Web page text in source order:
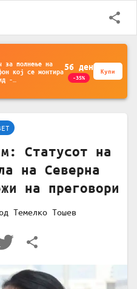
за полнење на
кој се монтира
-
на покрај
56 ден
-35%
Купи
Статусот на
на Северна
на преговори
Темелко Тошев